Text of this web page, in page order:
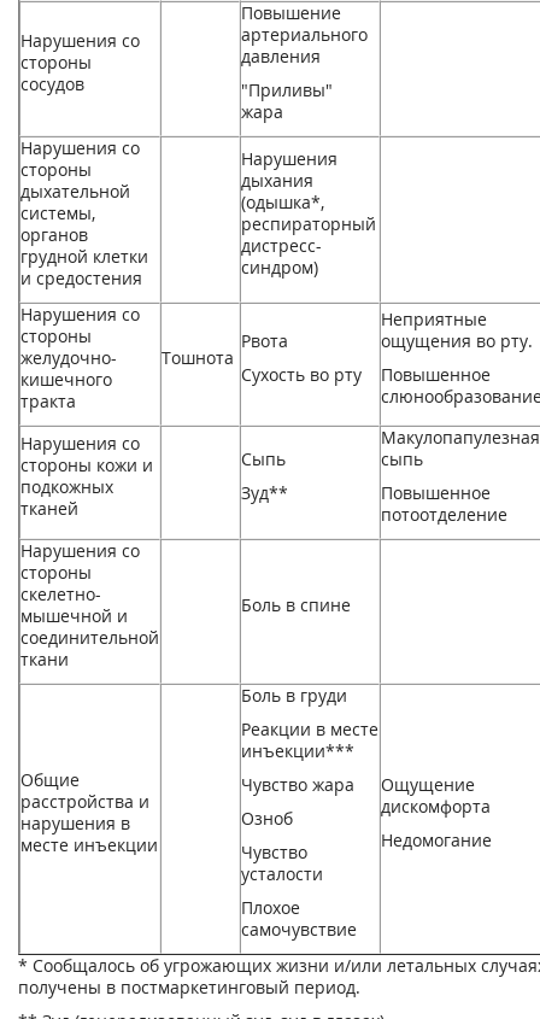
Нарушения со
стороны
сосудов
Повышение
артериального
давления
"Приливы"
жара
Нарушения со
стороны
дыхательной
системы,
органов
грудной клетки
и средостения
Нарушения
дыхания
(одышка*,
респираторный
дистресс-
синдром)
Нарушения со
стороны
желудочно-
кишечного
тракта
Тошнота
Рвота
Сухость во рту
Неприятные
ощущения во рту.
Повышенное
Нарушения со
стороны кожи и
подкожных
тканей
Сыпь
Зуд**
Макулопапулезная
сыпь
Повышенное
потоотделение
Нарушения со
стороны
скелетно-
мышечной и
соединительной
ткани
Боль в спине
Общие
расстройства и
нарушения в
месте инъекции
Боль в груди
Реакции в месте
инъекции***
Чувство жара
Озноб
Чувство
усталости
Плохое
самочувствие
Ощущение
дискомфорта
Недомогание
* Сообщалось об угрожающих жизни и/или летальных
получены в постмаркетинговый период.